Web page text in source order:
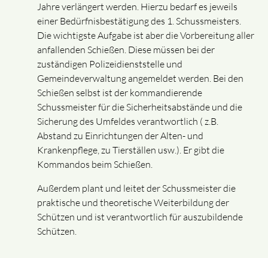
Jahre verlängert werden. Hierzu bedarf es jeweils
einer Bedürfnisbestätigung des 1. Schussmeisters.
Die wichtigste Aufgabe ist aber die Vorbereitung aller
anfallenden Schießen. Diese müssen bei der
zuständigen Polizeidienststelle und
Gemeindeverwaltung angemeldet werden. Bei den
Schießen selbst ist der kommandierende
Schussmeister für die Sicherheitsabstände und die
Sicherung des Umfeldes verantwortlich ( z.B.
Abstand zu Einrichtungen der Alten- und
Krankenpflege, zu Tierställen usw.). Er gibt die
Kommandos beim Schießen.
Außerdem plant und leitet der Schussmeister die
praktische und theoretische Weiterbildung der
Schützen und ist verantwortlich für auszubildende
Schützen.